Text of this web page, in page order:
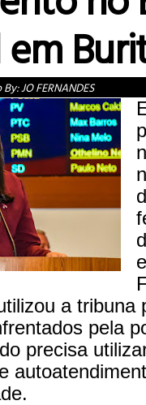
em
By:JO FERNANDES
a tribuna
pela
precisa